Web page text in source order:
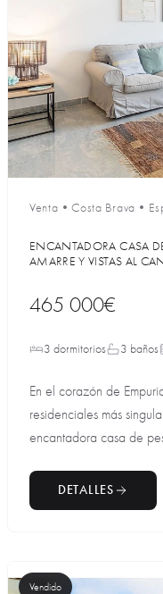
Venta •Costa Brava •
ENCANTADORA CASA
AMARRE Y VISTAS AL
465 000€
3 dormitorios 3 baños
En el corazón de
residenciales más
encantadora casa de
DETALLES
Vendido